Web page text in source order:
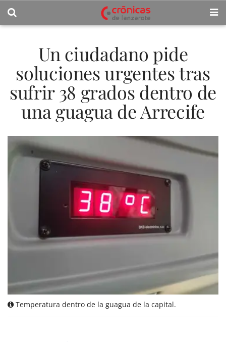
Un ciudadano pide
soluciones urgentes tras
sufrir 38 grados dentro de
una guagua de Arrecife
Temperatura dentro de la guagua de la capital.